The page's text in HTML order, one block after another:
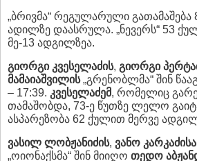
„ბრივმა“ რეგულარული გათამაშება
ადილზე დაასრულა. „ნევერს“ 53
მე-13 ადგილზეა.
გიორგი კვესელაძის, გიორგი
მამაიაშვილის„გრენობლმა“ შინ
– 17:39. კვესელაძემ, რომელიც
თამაშობდა, 73-ე წუთზე ლელო
ასპარეზობა 62 ქულით მერვე
ვასილ ლობჟანიძის, ვანო კარკაძისა
„ოიონაქსმა“ შინ მიიღო თედო